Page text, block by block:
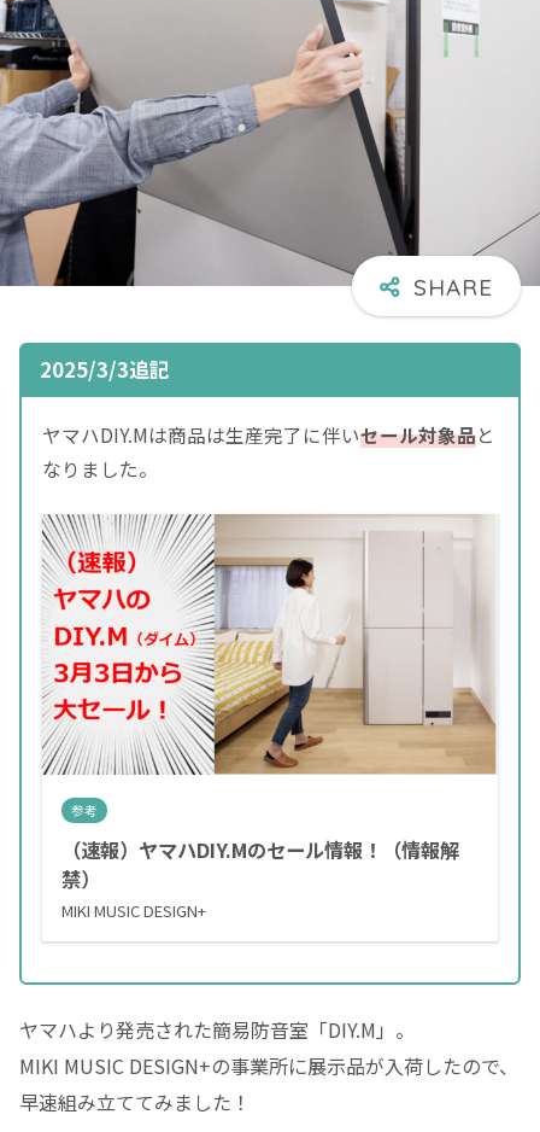
2025/3/3追記
ヤマハDIY.Mは商品は生産完了に伴いセール対象品と
なりました。
参考
（速報）ヤマハDIY.Mのセール情報！（情報解
禁）
MIKI MUSIC DESIGN+
ヤマハより発売された簡易防音室「DIY.M」。
MIKI MUSIC DESIGN+の事業所に展示品が入荷したので、
早速組み立ててみました！